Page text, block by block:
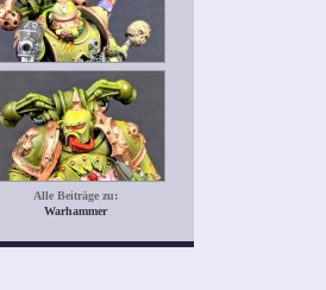
Alle Beiträge zu:
Warhammer